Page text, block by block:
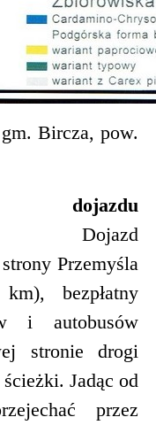
Bircza, pow.
Przemyśla
bezpłatny
i autobusów
stronie drogi
Jadąc od
przez